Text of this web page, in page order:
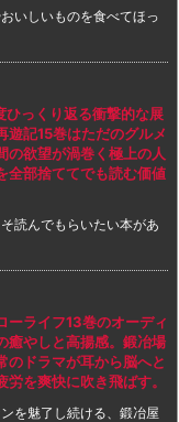
いしいものを食べてほっ
っくり返る衝撃的な展
遊記15巻はただのグルメ
の欲望が渦巻く極上の人
全部捨ててでも読む価値
読んでもらいたい本があ
ーライフ13巻のオーディ
癒やしと高揚感。鍛冶場
のドラマが耳から脳へと
を爽快に吹き飛ばす。
を魅了し続ける、鍛冶屋